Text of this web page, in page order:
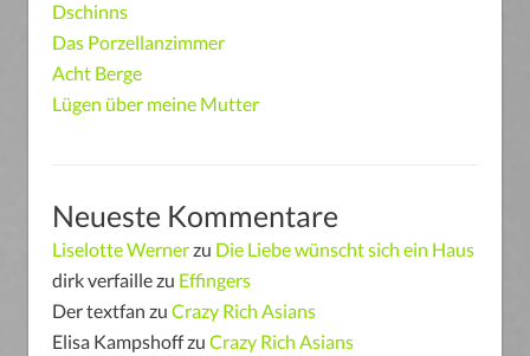
Dschinns
Das Porzellanzimmer
Acht Berge
Lügen über meine Mutter
Neueste Kommentare
Liselotte Wernerzu Die Liebe wünscht sich ein Haus
dirk verfaillezu Effingers
Der textfan zu Crazy Rich Asians
Elisa Kampshoffzu Crazy Rich Asians